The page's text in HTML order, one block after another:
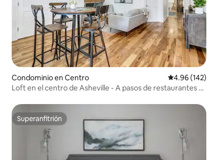
Condominio en Centro Calificación
4.96 (142)
Loft en el centro de Asheville - A pasos de restaurantes y
Superanfitrión
Superanfitrión